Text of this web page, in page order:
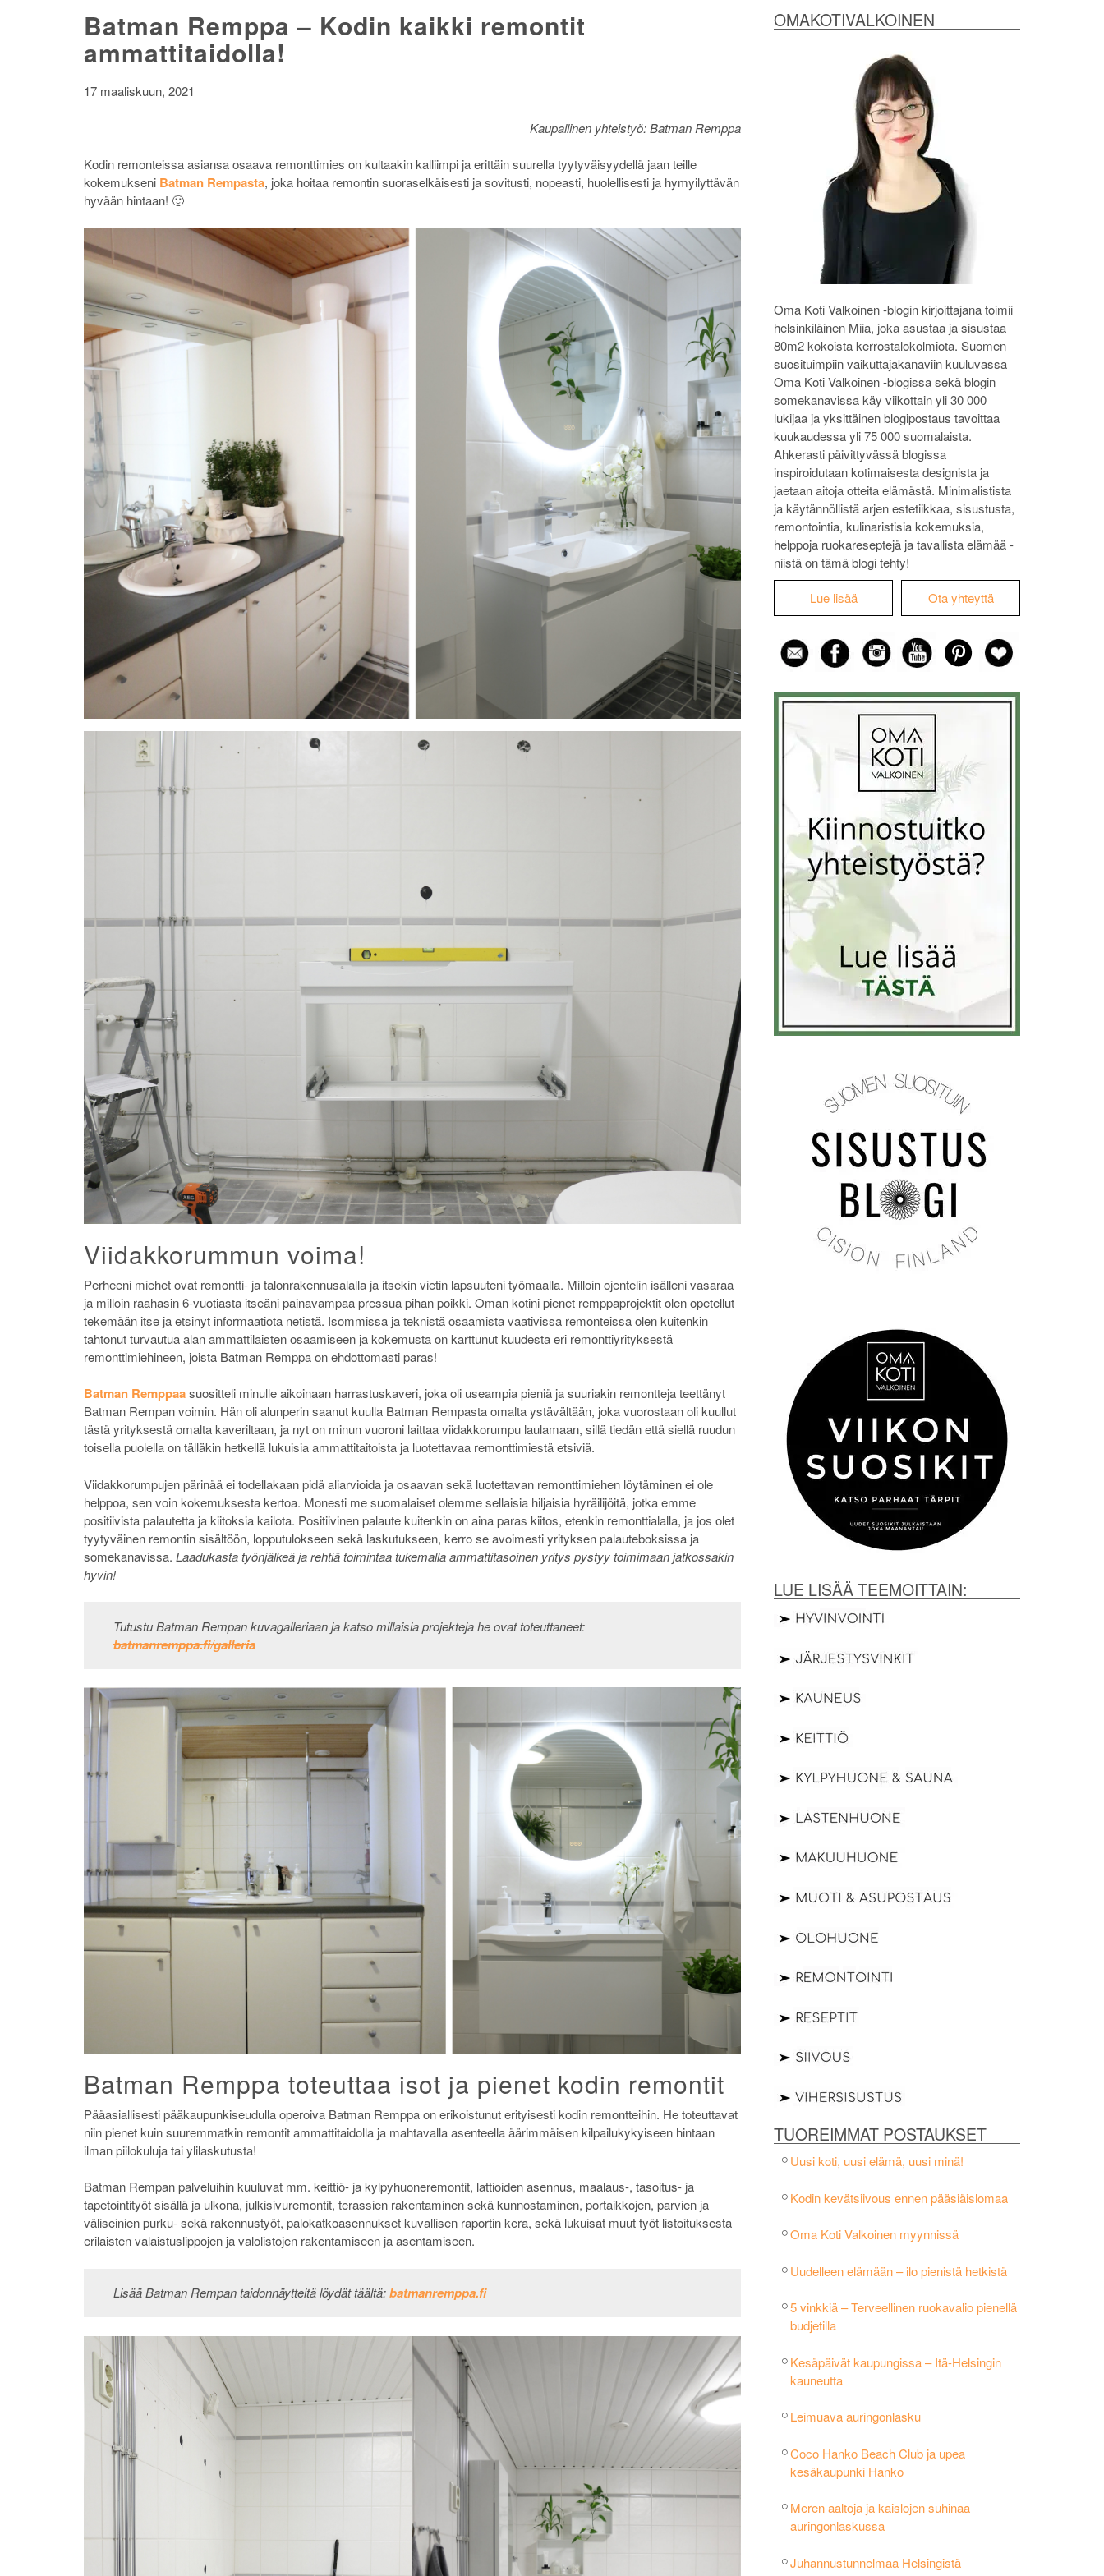
OMAKOTIVALKOINEN
Oma Koti Valkoinen -blogin kirjoittajana toimii
helsinkiläinen Miia, joka asustaa ja sisustaa
80m2 kokoista kerrostalokolmiota. Suomen
suosituimpiin vaikuttajakanaviin kuuluvassa
Oma Koti Valkoinen -blogissa sekä blogin
somekanavissa käy viikottain yli 30 000
lukijaa ja yksittäinen blogipostaus tavoittaa
kuukaudessa yli 75 000 suomalaista.
Ahkerasti päivittyvässä blogissa
inspiroidutaan kotimaisesta designista ja
jaetaan aitoja otteita elämästä. Minimalistista
ja käytännöllistä arjen estetiikkaa, sisustusta,
remontointia, kulinaristisia kokemuksia,
helppoja ruokareseptejä ja tavallista elämää -
niistä on tämä blogi tehty!
Lue lisää Ota yhteyttä
LUE LISÄÄ TEEMOITTAIN:
TUOREIMMAT POSTAUKSET
Uusi koti, uusi elämä, uusi minä!
Kodin kevätsiivous ennen pääsiäislomaa
Oma Koti Valkoinen myynnissä
Uudelleen elämään – ilo pienistä hetkistä
5 vinkkiä – Terveellinen ruokavalio pienellä
budjetilla
Kesäpäivät kaupungissa – Itä-Helsingin
kauneutta
Leimuava auringonlasku
Coco Hanko Beach Club ja upea
kesäkaupunki Hanko
Meren aaltoja ja kaislojen suhinaa
auringonlaskussa
Juhannustunnelmaa Helsingistä
Batman Remppa – Kodin kaikki remontit
ammattitaidolla!
17 maaliskuun, 2021
Kaupallinen yhteistyö: Batman Remppa
Kodin remonteissa asiansa osaava remonttimies on kultaakin kalliimpi ja erittäin suurella tyytyväisyydellä jaan teille
kokemukseni Batman Rempasta, joka hoitaa remontin suoraselkäisesti ja sovitusti, nopeasti, huolellisesti ja hymyilyttävän
hyvään hintaan! 🙂
Viidakkorummun voima!
Perheeni miehet ovat remontti- ja talonrakennusalalla ja itsekin vietin lapsuuteni työmaalla. Milloin ojentelin isälleni vasaraa
ja milloin raahasin 6-vuotiasta itseäni painavampaa pressua pihan poikki. Oman kotini pienet remppaprojektit olen opetellut
tekemään itse ja etsinyt informaatiota netistä. Isommissa ja teknistä osaamista vaativissa remonteissa olen kuitenkin
tahtonut turvautua alan ammattilaisten osaamiseen ja kokemusta on karttunut kuudesta eri remonttiyrityksestä
remonttimiehineen, joista Batman Remppa on ehdottomasti paras!
Batman Remppaasuositteli minulle aikoinaan harrastuskaveri, joka oli useampia pieniä ja suuriakin remontteja teettänyt
Batman Rempan voimin. Hän oli alunperin saanut kuulla Batman Rempasta omalta ystävältään, joka vuorostaan oli kuullut
tästä yrityksestä omalta kaveriltaan, ja nyt on minun vuoroni laittaa viidakkorumpu laulamaan, sillä tiedän että siellä ruudun
toisella puolella on tälläkin hetkellä lukuisia ammattitaitoista ja luotettavaa remonttimiestä etsiviä.
Viidakkorumpujen pärinää ei todellakaan pidä aliarvioida ja osaavan sekä luotettavan remonttimiehen löytäminen ei ole
helppoa, sen voin kokemuksesta kertoa. Monesti me suomalaiset olemme sellaisia hiljaisia hyräilijöitä, jotka emme
positiivista palautetta ja kiitoksia kailota. Positiivinen palaute kuitenkin on aina paras kiitos, etenkin remonttialalla, ja jos olet
tyytyväinen remontin sisältöön, lopputulokseen sekä laskutukseen, kerro se avoimesti yrityksen palauteboksissa ja
somekanavissa. Laadukasta työnjälkeä ja rehtiä toimintaa tukemalla ammattitasoinen yritys pystyy toimimaan jatkossakin
hyvin!
Tutustu Batman Rempan kuvagalleriaan ja katso millaisia projekteja he ovat toteuttaneet:
batmanremppa.fi/galleria
Batman Remppa toteuttaa isot ja pienet kodin remontit
Pääasiallisesti pääkaupunkiseudulla operoiva Batman Remppa on erikoistunut erityisesti kodin remontteihin. He toteuttavat
niin pienet kuin suuremmatkin remontit ammattitaidolla ja mahtavalla asenteella äärimmäisen kilpailukykyiseen hintaan
ilman piilokuluja tai ylilaskutusta!
Batman Rempan palveluihin kuuluvat mm. keittiö- ja kylpyhuoneremontit, lattioiden asennus, maalaus-, tasoitus- ja
tapetointityöt sisällä ja ulkona, julkisivuremontit, terassien rakentaminen sekä kunnostaminen, portaikkojen, parvien ja
väliseinien purku- sekä rakennustyöt, palokatkoasennukset kuvallisen raportin kera, sekä lukuisat muut työt listoituksesta
erilaisten valaistuslippojen ja valolistojen rakentamiseen ja asentamiseen.
Lisää Batman Rempan taidonnäytteitä löydät täältä:batmanremppa.fi